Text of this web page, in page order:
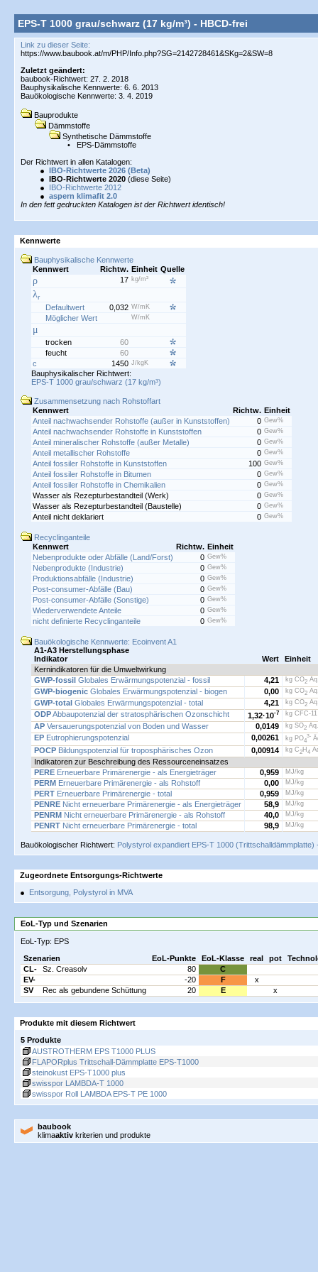
EPS-T 1000 grau/schwarz (17 kg/m³) - HBCD-frei
Link zu dieser Seite:
Zuletzt geändert:
baubook-Richtwert: 27. 2. 2018
Bauphysikalische Kennwerte: 6. 6. 2013
Bauökologische Kennwerte: 3. 4. 2019
Bauprodukte
Dämmstoffe
Synthetische Dämmstoffe
•
EPS-Dämmstoffe
Der Richtwert in allen Katalogen:
IBO-Richtwerte 2026 (Beta)
IBO-Richtwerte 2020 (diese Seite)
IBO-Richtwerte 2012
aspern klimafit 2.0
In den fett gedruckten Katalogen ist der Richtwert identisch!
Kennwerte
Bauphysikalische Kennwerte
Kennwert
Richtw. Einheit Quelle
ρ 17 kg/m³
λr
Defaultwert 0,032 W/mK
Möglicher Wert W/mK
μ
trocken
60
feucht
60
c
1450 J/kgK
Bauphysikalischer Richtwert:
EPS-T 1000 grau/schwarz (17 kg/m³)
Zusammensetzung nach Rohstoffart
Kennwert
Richtw. Einheit
Anteil nachwachsender Rohstoffe (außer in Kunststoffen)
0 Gew%
Anteil nachwachsender Rohstoffe in Kunststoffen 0 Gew%
Anteil mineralischer Rohstoffe (außer Metalle) 0 Gew%
Anteil metallischer Rohstoffe 0 Gew%
Anteil fossiler Rohstoffe in Kunststoffen 100 Gew%
Anteil fossiler Rohstoffe in Bitumen 0 Gew%
Anteil fossiler Rohstoffe in Chemikalien 0 Gew%
Wasser als Rezepturbestandteil (Werk) 0 Gew%
Wasser als Rezepturbestandteil (Baustelle) 0 Gew%
Anteil nicht deklariert 0 Gew%
Recyclinganteile
Kennwert
Richtw. Einheit
Nebenprodukte oder Abfälle (Land/Forst)
0 Gew%
Nebenprodukte (Industrie) 0 Gew%
Produktionsabfälle (Industrie) 0 Gew%
Post-consumer-Abfälle (Bau) 0 Gew%
Post-consumer-Abfälle (Sonstige) 0 Gew%
Wiederverwendete Anteile 0 Gew%
nicht definierte Recyclinganteile 0 Gew%
Bauökologische Kennwerte: Ecoinvent A1
A1-A3 Herstellungsphase
Indikator
Wert
Einheit
Kernindikatoren für die Umweltwirkung
GWP-fossil Globales Erwärmungspotenzial - fossil 4,21 kg CO2
GWP-biogenic Globales Erwärmungspotenzial - biogen 0,00 kg CO2
GWP-total Globales Erwärmungspotenzial - total 4,21 kg CO2
ODPAbbaupotenzial der stratosphärischen Ozonschicht 1,32·10-7 kg CFC-
AP Versauerungspotenzial von Boden und Wasser 0,0149 kg SO2
EP Eutrophierungspotenzial 0,00261 kg PO4
3-
POCP Bildungspotenzial für troposphärisches Ozon 0,00914 kg C2H 4
Indikatoren zur Beschreibung des Ressourceneinsatzes
PERE Erneuerbare Primärenergie - als Energieträger 0,959 MJ/kg
PERM Erneuerbare Primärenergie - als Rohstoff 0,00 MJ/kg
PERT Erneuerbare Primärenergie - total 0,959 MJ/kg
PENRE Nicht erneuerbare Primärenergie - als Energieträger 58,9 MJ/kg
PENRM Nicht erneuerbare Primärenergie - als Rohstoff 40,0 MJ/kg
PENRT Nicht erneuerbare Primärenergie - total 98,9 MJ/kg
Bauökologischer Richtwert: Polystyrol expandiert EPS-T 1000 (Trittschalldämmplatte)
Zugeordnete Entsorgungs-Richtwerte
Entsorgung, Polystyrol in MVA
EoL-Typ und Szenarien
EoL-Typ: EPS
Szenarien
EoL-Punkte EoL-Klasse real pot
CL-
Sz. Creasolv 80
C
EV-
-20 F
x
SV
Rec als gebundene Schüttung 20 E x
Produkte mit diesem Richtwert
5 Produkte
AUSTROTHERM EPS T1000 PLUS
FLAPORplus Trittschall-Dämmplatte EPS-T1000
steinokust EPS-T1000 plus
swisspor LAMBDA-T 1000
swisspor Roll LAMBDA EPS-T PE 1000
baubook
klimaaktiv kriterien und produkte